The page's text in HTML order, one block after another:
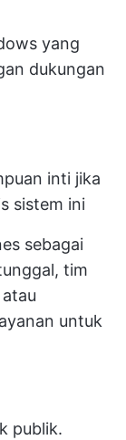
yang
dukungan
inti jika
sistem ini
sebagai
tim
untuk
publik.